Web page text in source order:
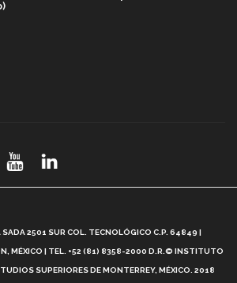
es el Modelo Educativo Tec? (video)
SADA 2501 SUR COL. TECNOLÓGICO C.P. 64849 |
MÉXICO | TEL. +52 (81) 8358-2000 D.R.© INSTITUTO
SUPERIORES DE MONTERREY, MÉXICO. 2018